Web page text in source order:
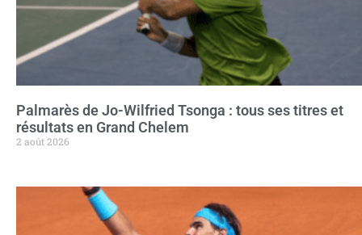
Palmarès de Jo-Wilfried Tsonga : tous ses titres et
résultats en Grand Chelem
2 août 2026